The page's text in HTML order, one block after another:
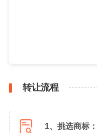
转让流程
1、挑选商标：